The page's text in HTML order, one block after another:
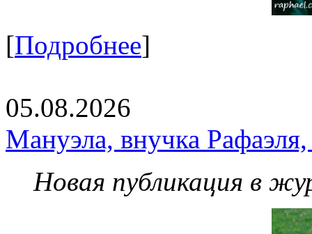
[Подробнее]
05.08.2026
Мануэла, внучка
Новая публикация в